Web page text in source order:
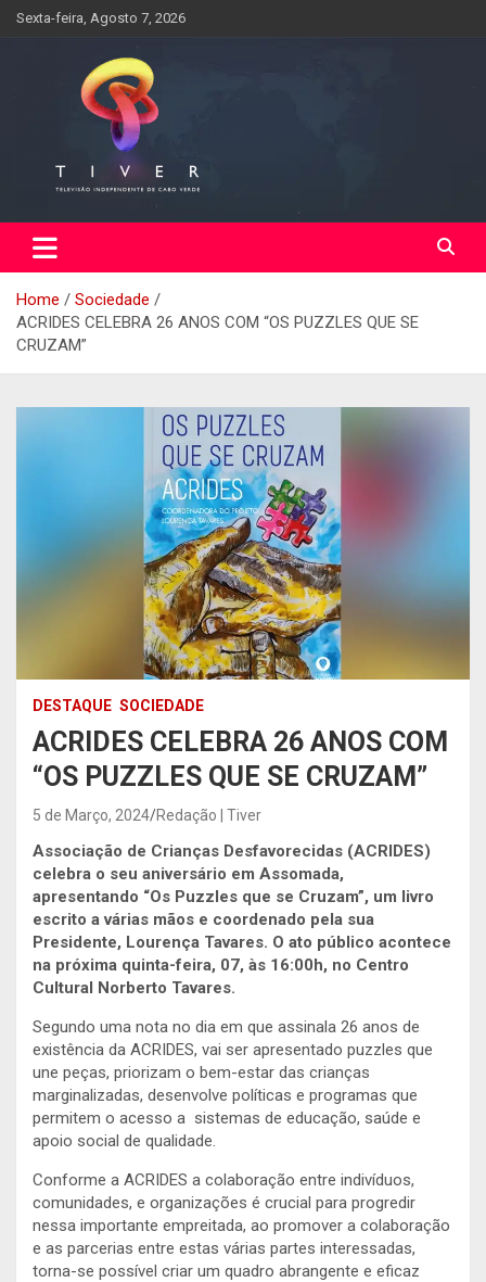
SkipSexta-feira, Agosto 7, 2026
Home
Sociedade
ACRIDES CELEBRA 26 ANOS COM “OS PUZZLES QUE SE
CRUZAM”
DESTAQUE SOCIEDADE
ACRIDES CELEBRA 26 ANOS COM
“OS PUZZLES QUE SE CRUZAM”
5 de Março, 2024 Redação | Tiver
Associação de Crianças Desfavorecidas (ACRIDES)
celebra o seu aniversário em Assomada,
apresentando “Os Puzzles que se Cruzam”, um livro
escrito a várias mãos e coordenado pela sua
Presidente, Lourença Tavares. O ato público acontece
na próxima quinta-feira, 07, às 16:00h, no Centro
Cultural Norberto Tavares.
Segundo uma nota no dia em que assinala 26 anos de
existência da ACRIDES, vai ser apresentado puzzles que
une peças, priorizam o bem-estar das crianças
marginalizadas, desenvolve políticas e programas que
permitem o acesso a sistemas de educação, saúde e
apoio social de qualidade.
Conforme a ACRIDES a colaboração entre indivíduos,
comunidades, e organizações é crucial para progredir
nessa importante empreitada, ao promover a colaboração
e as parcerias entre estas várias partes interessadas,
torna-se possível criar um quadro abrangente e eficaz